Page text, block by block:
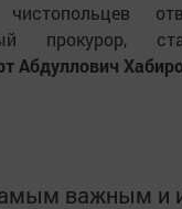
прокурор,
Абдуллович
важным и